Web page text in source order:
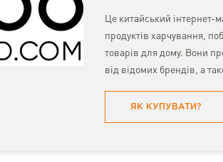
Це китайський інтернет-
продуктів харчування,
товарів для дому. Вони
від відомих брендів, а
ЯК КУПУВАТИ?